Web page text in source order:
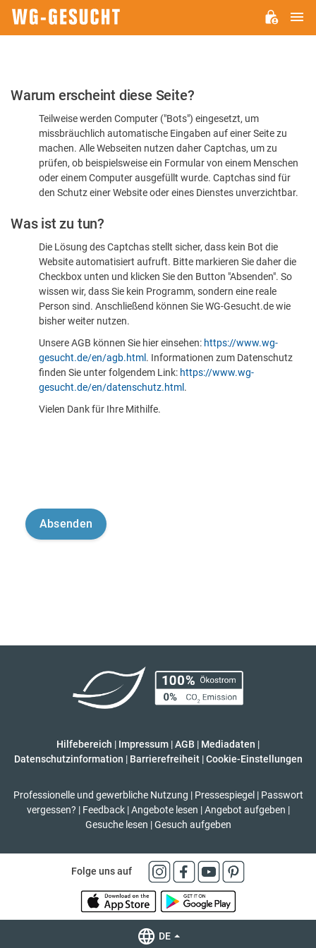
Bitte
dass
sind
Warum erscheint diese Seite?
Teilweise werden Computer ("Bots") eingesetzt, um
missbräuchlich automatische Eingaben auf einer Seite zu
machen. Alle Webseiten nutzen daher Captchas, um zu
prüfen, ob beispielsweise ein Formular von einem Menschen
oder einem Computer ausgefüllt wurde. Captchas sind für
den Schutz einer Website oder eines Dienstes unverzichtbar.
Was ist zu tun?
Die Lösung des Captchas stellt sicher, dass kein Bot die
Website automatisiert aufruft. Bitte markieren Sie daher die
Checkbox unten und klicken Sie den Button "Absenden". So
wissen wir, dass Sie kein Programm, sondern eine reale
Person sind. Anschließend können Sie WG-Gesucht.de wie
bisher weiter nutzen.
Unsere AGB können Sie hier einsehen: https://www.wg-
gesucht.de/en/agb.html . Informationen zum Datenschutz
finden Sie unter folgendem Link: https://www.wg-
gesucht.de/en/datenschutz.html .
Vielen Dank für Ihre Mithilfe.
Hilfebereich | Impressum |AGB | Mediadaten |
Datenschutzinformation | Barrierefreiheit | Cookie-Einstellungen
Professionelle und gewerbliche Nutzung | Pressespiegel | Passwort
vergessen? | Feedback | Angebote lesen | Angebot aufgeben |
Gesuche lesen | Gesuch aufgeben
Folge uns auf
DE